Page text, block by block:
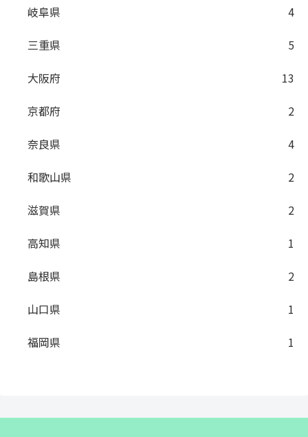
岐阜県
4
三重県
5
大阪府
13
京都府
2
奈良県
4
和歌山県
2
滋賀県
2
高知県
1
島根県
2
山口県
1
福岡県
1